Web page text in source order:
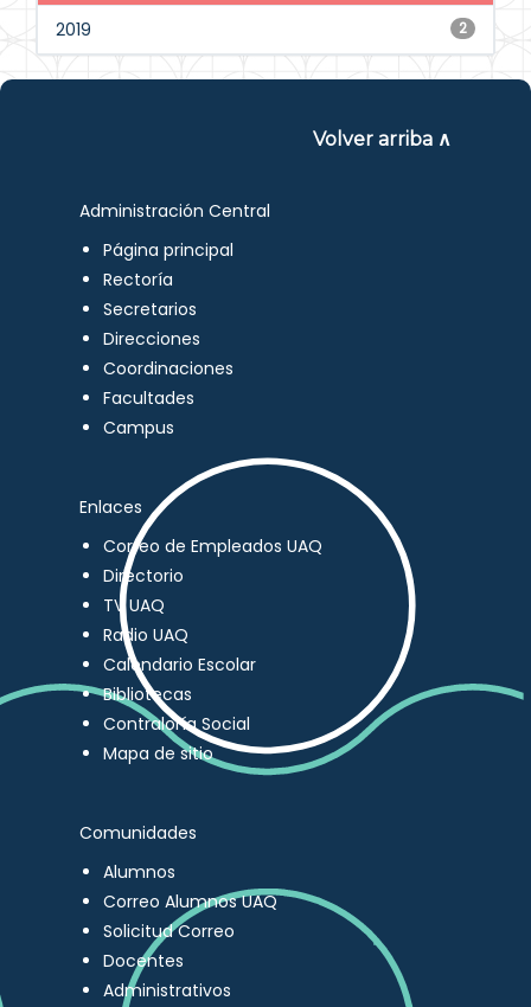
2
2019
Volver arriba ∧
Administración Central
Página principal
Rectoría
Secretarios
Direcciones
Coordinaciones
Facultades
Campus
Enlaces
Correo de Empleados UAQ
Directorio
TV UAQ
Radio UAQ
Calendario Escolar
Bibliotecas
Contraloría Social
Mapa de sitio
Comunidades
Alumnos
Correo Alumnos UAQ
Solicitud Correo
Docentes
Administrativos